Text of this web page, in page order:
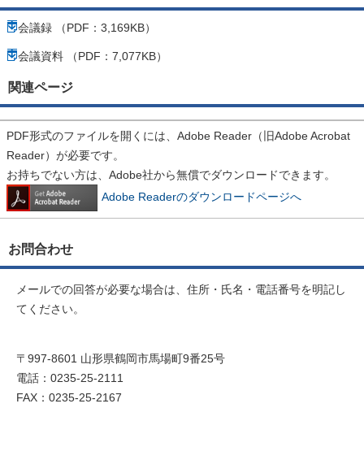
会議録 （PDF：3,169KB）
会議資料 （PDF：7,077KB）
関連ページ
PDF形式のファイルを開くには、Adobe Reader（旧Adobe Acrobat
Reader）が必要です。
お持ちでない方は、Adobe社から無償でダウンロードできます。
Adobe Readerのダウンロードページへ
お問合わせ
メールでの回答が必要な場合は、住所・氏名・電話番号を明記し
てください。
〒997-8601 山形県鶴岡市馬場町9番25号
電話：0235-25-2111
FAX：0235-25-2167